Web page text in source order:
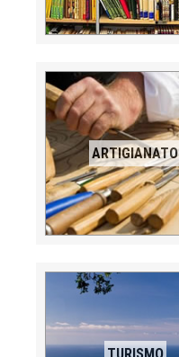
ARTIGIANATO